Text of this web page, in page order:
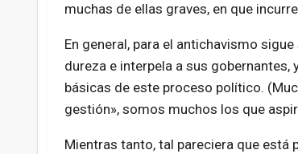
muchas de ellas graves, en que
En general, para el antichavismo
dureza e interpela a sus
básicas de este proceso político.
gestión», somos muchos los que
Mientras tanto, tal pareciera que